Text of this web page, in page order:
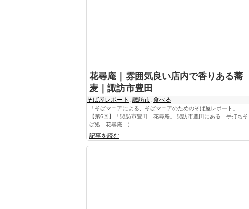
花尋庵｜雰囲気良い店内で香りある蕎
麦｜諏訪市豊田
そば屋レポート 諏訪市 食べる
「そばマニアによる、そばマニアのためのそば屋レポート」
【第6回】「諏訪市豊田 花尋庵」 諏訪市豊田にある「手打ちそ
ば処 花尋庵 （...
記事を読む